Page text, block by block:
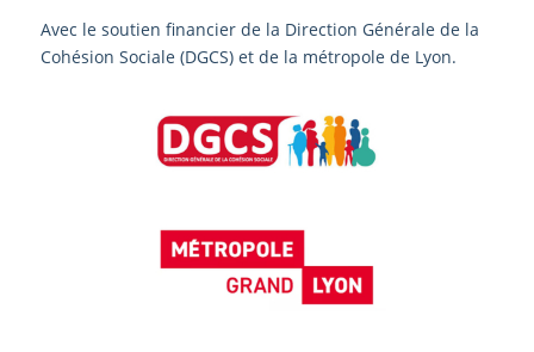
Avec le soutien financier de la Direction Générale de la
Cohésion Sociale (DGCS) et de la métropole de Lyon.